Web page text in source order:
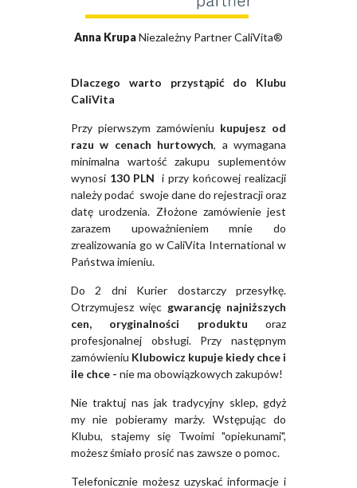
Anna KrupaNiezależny Partner CaliVita®
Dlaczego warto przystąpić do Klubu
CaliVita
Przy pierwszym zamówieniu kupujesz od
razu w cenach hurtowych, a wymagana
minimalna wartość zakupu suplementów
wynosi 130 PLN i przy końcowej realizacji
należy podać swoje dane do rejestracji oraz
datę urodzenia. Złożone zamówienie jest
zarazem upoważnieniem mnie do
zrealizowania go w CaliVita International w
Państwa imieniu.
Do 2 dni Kurier dostarczy przesyłkę.
Otrzymujesz więc gwarancję najniższych
cen, oryginalności produktu oraz
profesjonalnej obsługi. Przy następnym
zamówieniu Klubowicz kupuje kiedy chce i
ile chce - nie ma obowiązkowych zakupów!
Nie traktuj nas jak tradycyjny sklep, gdyż
my nie pobieramy marży. Wstępując do
Klubu, stajemy się Twoimi "opiekunami",
możesz śmiało prosić nas zawsze o pomoc.
Telefonicznie możesz uzyskać informacje i